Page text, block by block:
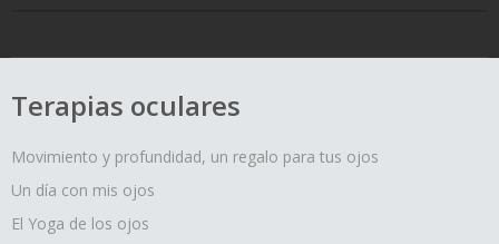
Terapias oculares
Movimiento y profundidad, un regalo para tus ojos
Un día con mis ojos
El Yoga de los ojos